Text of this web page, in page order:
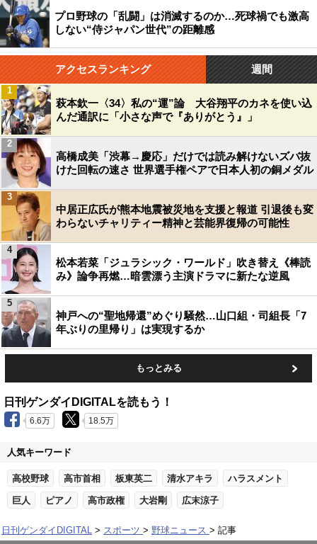
プロ野球の「乱闘」は消滅するのか…死球禍でも激高
しない“侍ジャパン世代”の距離感
アクセスランキング 週間
萩本欽一〈34〉私の“運”論 大谷翔平のカネを使い込
んだ通訳に「小さな声で『ありがとう』」
1
高橋成美「渋幕→慶応」だけでは読み解けないズバ抜
けた回転の速さ 世界選手権ペアで日本人初の銅メダル
2
中居正広氏が熊本地震被災地を支援と報道 引退後も変
わらないチャリティー精神と芸能界復帰の可能性
3
松本若菜「ジュラシック・ワールド」吹き替え《棒読
み》論争再燃…暗雲漂う主演ドラマに新たな逆風
4
神戸への“聖地帰還”めぐり騒然…山口組・司組長「7
年ぶりの里帰り」は実現するか
5
もっとみる
日刊ゲンダイDIGITALを読もう！
6.6万 18.5万
人気キーワード
高校野球 高市首相 板東英二 清水アキラ ハラスメント
巨人 ピアノ 高市政権 大岩剛 広末涼子
日刊ゲンダイDIGITAL スポーツ 野球ニュース 記事